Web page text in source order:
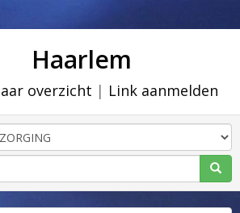
Haarlem
overzicht | Link aanmelden